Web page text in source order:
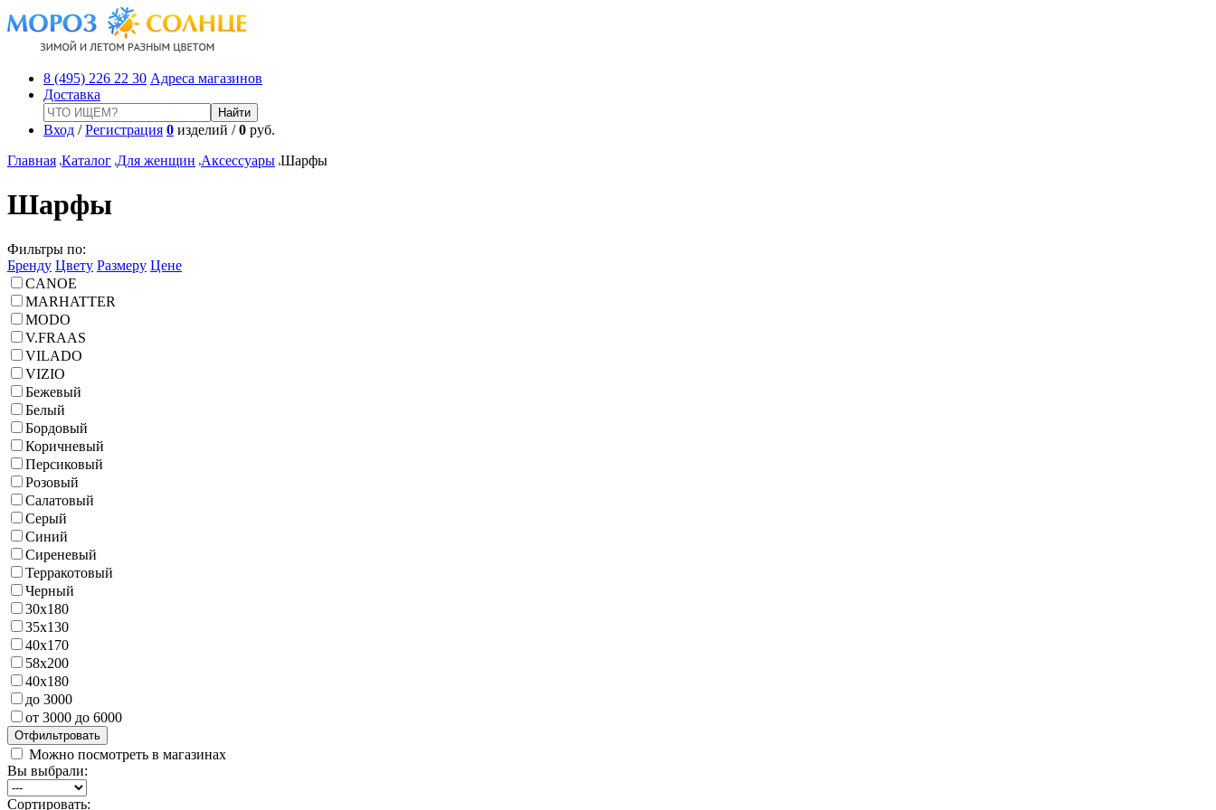
8 (495) 226 22 30 Адреса магазинов
Доставка
Вход /Регистрация 0 изделий /0 руб.
Главная Каталог Для женщин Аксессуары Шарфы
Шарфы
Фильтры по:
Бренду Цвету Размеру Цене
CANOE
MARHATTER
MODO
V.FRAAS
VILADO
VIZIO
Бежевый
Белый
Бордовый
Коричневый
Персиковый
Розовый
Салатовый
Серый
Синий
Сиреневый
Терракотовый
Черный
30х180
35х130
40х170
58х200
40х180
до 3000
от 3000 до 6000
Можно посмотреть в магазинах
Вы выбрали:
Сортировать: